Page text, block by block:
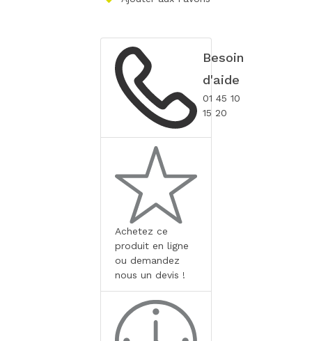
Besoin
d'aide
01 45 10
15 20
Achetez ce
produit en ligne
ou demandez
nous un devis !